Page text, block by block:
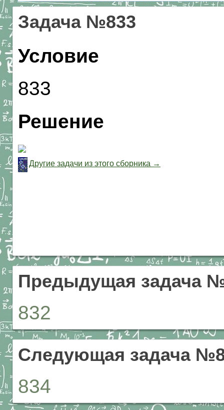
Задача №833
Условие
833
Решение
Другие задачи из этого сборника →
Предыдущая задача
832
Следующая задача
834